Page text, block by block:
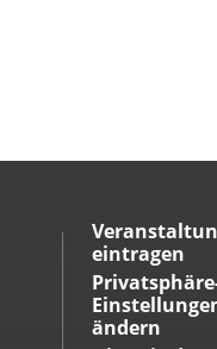
eintragen
ändern